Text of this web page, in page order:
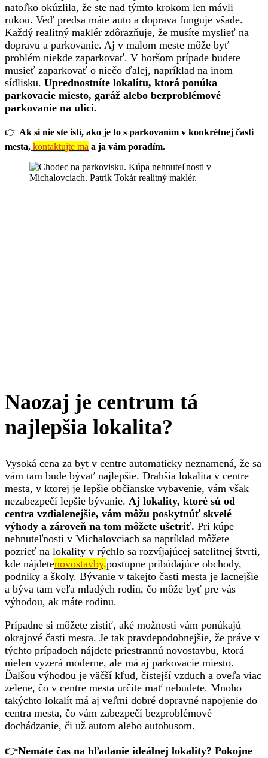
natoľko okúzlila, že ste nad týmto krokom len mávli
rukou. Veď predsa máte auto a doprava funguje všade.
Každý realitný maklér zdôrazňuje, že musíte myslieť na
dopravu a parkovanie. Aj v malom meste môže byť
problém niekde zaparkovať. V horšom prípade budete
musieť zaparkovať o niečo ďalej, napríklad na inom
sídlisku. Uprednostníte lokalitu, ktorá ponúka
parkovacie miesto, garáž alebo bezproblémové
parkovanie na ulici.
👉 Ak si nie ste istí, ako je to s parkovaním v konkrétnej časti
mesta, kontaktujte ma a ja vám poradím.
Naozaj je centrum tá
najlepšia lokalita?
Vysoká cena za byt v centre automaticky neznamená, že sa
vám tam bude bývať najlepšie. Drahšia lokalita v centre
mesta, v ktorej je lepšie občianske vybavenie, vám však
nezabezpečí lepšie bývanie. Aj lokality, ktoré sú od
centra vzdialenejšie, vám môžu poskytnúť skvelé
výhody a zároveň na tom môžete ušetriť. Pri kúpe
nehnuteľnosti v Michalovciach sa napríklad môžete
pozrieť na lokality v rýchlo sa rozvíjajúcej satelitnej štvrti,
kde nájdetenovostavby,postupne pribúdajúce obchody,
podniky a školy. Bývanie v takejto časti mesta je lacnejšie
a býva tam veľa mladých rodín, čo môže byť pre vás
výhodou, ak máte rodinu.
Prípadne si môžete zistiť, aké možnosti vám ponúkajú
okrajové časti mesta. Je tak pravdepodobnejšie, že práve v
týchto prípadoch nájdete priestrannú novostavbu, ktorá
nielen vyzerá moderne, ale má aj parkovacie miesto.
Ďalšou výhodou je väčší kľud, čistejší vzduch a oveľa viac
zelene, čo v centre mesta určite mať nebudete. Mnoho
takýchto lokalít má aj veľmi dobré dopravné napojenie do
centra mesta, čo vám zabezpečí bezproblémové
dochádzanie, či už autom alebo autobusom.
👉Nemáte čas na hľadanie ideálnej lokality? Pokojne